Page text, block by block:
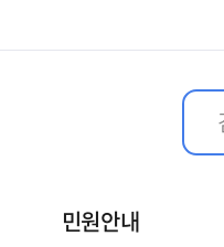
민원안내